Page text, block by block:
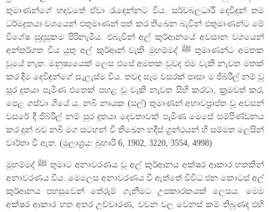
තුමාණන්ගේ හදවතේ ඒවා රැ‍ඳෙන්නට විය. සර්වබලධාරී දෙවිඳුන් තම
ධර්මදූතයා වශයෙන් එතුමාණන් පත් කර තිඛෙන බැවින් එතුමාණන්ට මේ
විශේෂ සුදුසුකම පිරිනැමීය. එබැවින් අල් කුර්ආනයේ අවසාන වශයෙන්
අන්තර්ගත විය යුතු අල් කුර්ආන් වැකි මුහම්මද් ﷺ තුමාණන්ට අමතක
වූයේ නැත. මනුෂ්‍යයෙක් ලෙස එසේ අමතක වුවද එම වැකි නැවත මතක්
කර දීම දෙවිඳුන්ගේ සැලැස්ම විය. තවද සෑම වසරක් පාසා ම ජිබ්රීල් නම් වූ
සුර දූතයා පැමිණ එතෙක් පහළ වූ වැකි නැවත සිහි කරවා, ක්‍රමවත් කර,
පෙළ ගස්වා ගියේ ය. නබි නායක (සල්) තුමාණන් අභාවප්‍රාප්ත වූ අවසන්
වසරේ දී ජිබ්රීල් නම් සුර දූතයා දෙවතාවක් පැමිණ මෙසේ සම්පිණ්ඩනය
කර දුන් බව නබි මග සටහන් වී තිඛෙන හදීස් ග්‍රන්ථයන් හි සම්මත ලෙසින්
වාර්තා වී ඇත. (මූලාශ්‍රය: බුහාරි 6, 1902, 3220, 3554, 4998)
මුහම්මද් ﷺ තුමාට අනාවරණය වූ අල් කුර්ආනය අක්ෂර ආකාර හතකින්
අනාවරණය විය. මෙලෙස අනාවරණය වී ඇත්තේ විවිධ ජන කොටස් අල්
කුර්ආනය පහසුවෙන් තේරුම් ගැනීමට උපකාරකයක් ලෙසය. මෙම
අක්ෂර ආකාර හත අතර උච්චාරණ, වචන වල වෙනස් කම් තිබුණද එහි